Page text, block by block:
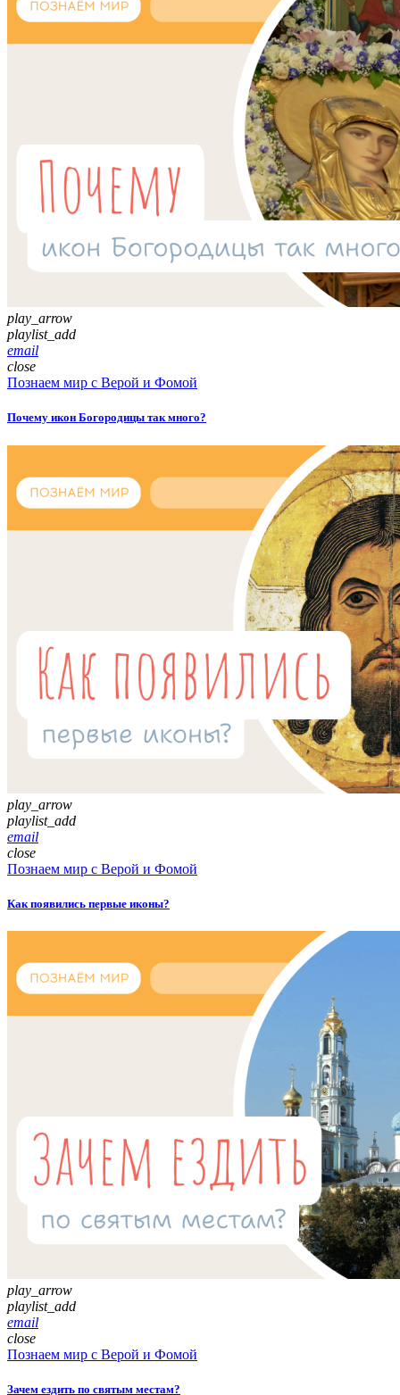
play_arrow
playlist_add
email
close
Познаем мир с Верой и Фомой
Почему икон Богородицы так много?
play_arrow
playlist_add
email
close
Познаем мир с Верой и Фомой
Как появились первые иконы?
play_arrow
playlist_add
email
close
Познаем мир с Верой и Фомой
Зачем ездить по святым местам?